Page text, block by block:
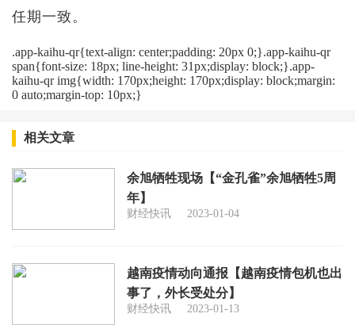
任期一致。
.app-kaihu-qr{text-align: center;padding: 20px 0;}.app-kaihu-qr
span{font-size: 18px; line-height: 31px;display: block;}.app-
kaihu-qr img{width: 170px;height: 170px;display: block;margin:
0 auto;margin-top: 10px;}
相关文章
余旭牺牲现场【“金孔雀”余旭牺牲5周
年】
财经快讯 2023-01-04
越南疫情动向通报【越南疫情包机也出
事了，外长受处分】
财经快讯 2023-01-13